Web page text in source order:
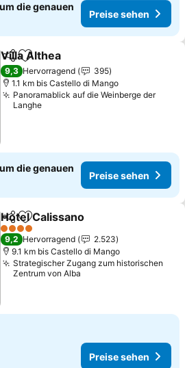
die genauen
Preise sehen
TeilenZu Favoriten hinzufügen
Villa Althea
9,3 Hervorragend
395
1.1 km bis Castello di Mango
Panoramablick auf die Weinberge der
Langhe
die genauen
Preise sehen
TeilenZu Favoriten hinzufügen
Hotel Calissano
4 Sterne
9,2 Hervorragend
2.523
9.1 km bis Castello di Mango
Strategischer Zugang zum historischen
Zentrum von Alba
Preise sehen